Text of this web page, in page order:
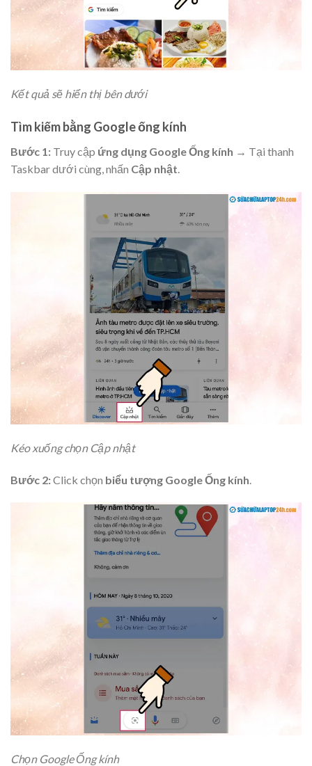
Kết quả sẽ hiển thị bên dưới
Tìm kiếm bằng Google ống kính
Bước 1: Truy cập ứng dụng Google Ống kính → Tại thanh
Taskbar dưới cùng, nhấn Cập nhật.
Kéo xuống chọn Cập nhật
Bước 2:Click chọn biểu tượng Google Ống kính
Chọn Google Ống kính